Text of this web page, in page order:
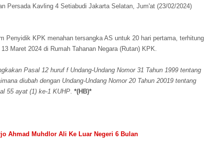
Persada Kavling 4 Setiabudi Jakarta Selatan, Jum'at (23/02/2024)
Penyidik KPK menahan tersangka AS untuk 20 hari pertama, terhitung
Maret 2024 di Rumah Tahanan Negara (Rutan) KPK.
Pasal 12 huruf f Undang-Undang Nomor 31 Tahun 1999 tentang
diubah dengan Undang-Undang Nomor 20 Tahun 20019 tentang
55 ayat (1) ke-1 KUHP. *(HB)*
Ahmad Muhdlor Ali Ke Luar Negeri 6 Bulan